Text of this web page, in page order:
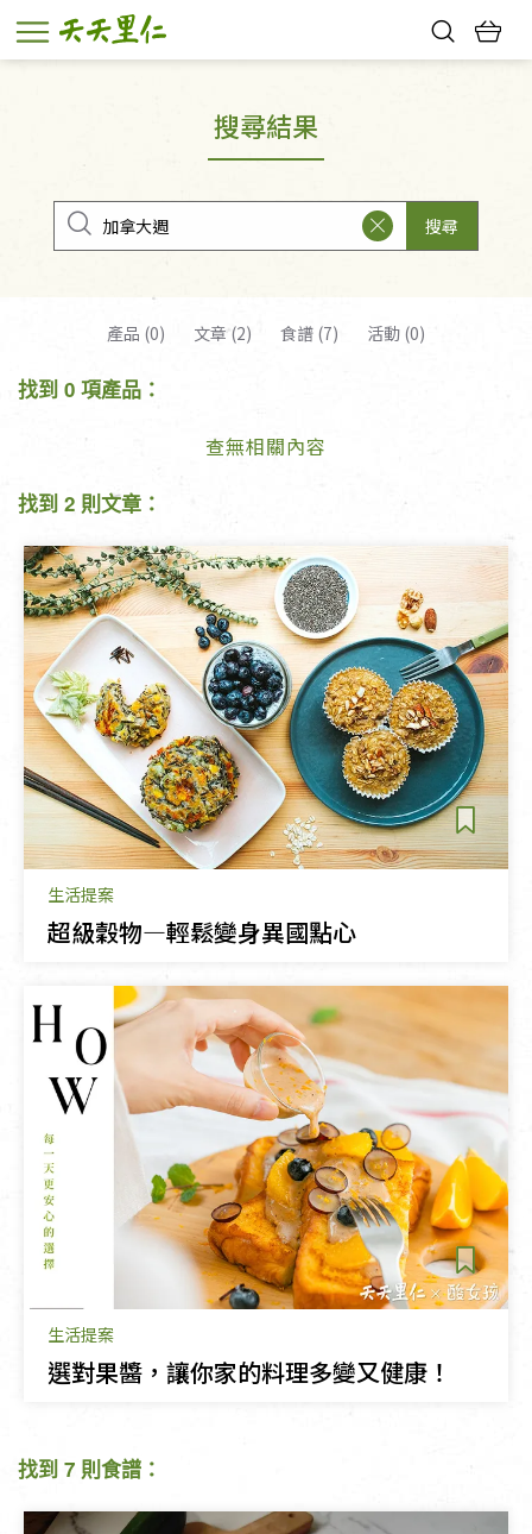
幸福節中獎名單
搜尋結果
搜尋
產品 (0) 文章 (2) 食譜 (7) 活動 (0)
找到 0 項產品：
查無相關內容
找到 2 則文章：
生活提案
超級穀物—輕鬆變身異國點心
生活提案
選對果醬，讓你家的料理多變又健康！
找到 7 則食譜：